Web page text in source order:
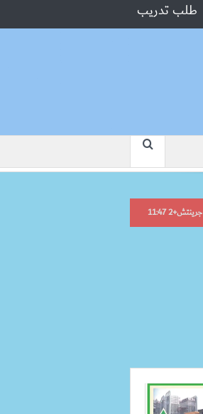
طلب تدريب
“جبروت امرأة”.. مارست الرذيلة أمامجرينتش+2 11:47